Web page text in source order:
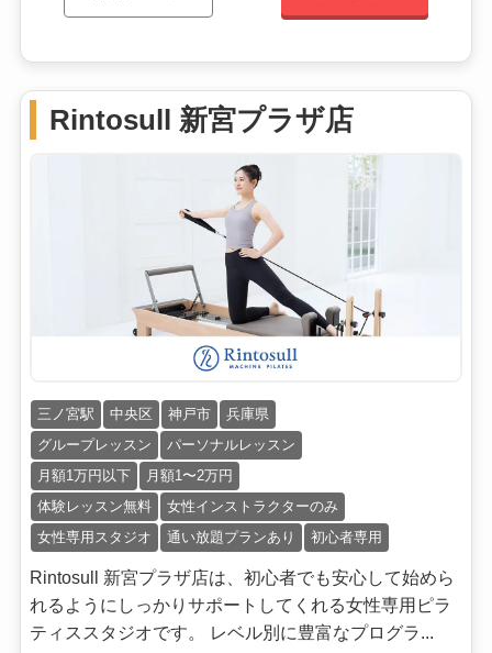
Rintosull 新宮プラザ店
三ノ宮駅 中央区 神戸市
兵庫県
グループレッスン
パーソナルレッスン
月額1万円以下
月額1〜2万円
体験レッスン無料
女性インストラクターのみ
女性専用スタジオ
通い放題プランあり 初心者専用
Rintosull 新宮プラザ店は、初心者でも安心して始めら
れるようにしっかりサポートしてくれる女性専用ピラ
ティススタジオです。 レベル別に豊富なプログラ...